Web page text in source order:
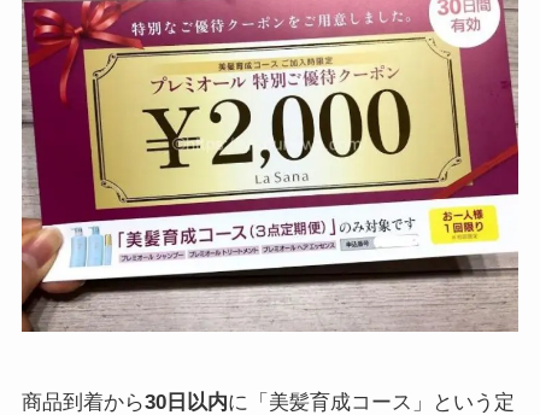
商品到着から30日以内に「美髪育成コース」という定